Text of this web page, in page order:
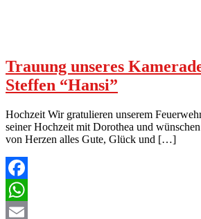
Trauung unseres
Steffen “Hansi”
Hochzeit Wir gratulieren unserem
seiner Hochzeit mit Dorothea und
von Herzen alles Gute, Glück und […]
Facebook
WhatsApp